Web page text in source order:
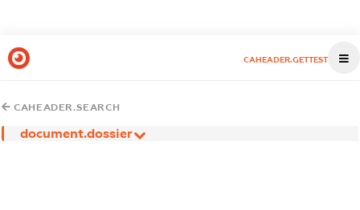
CAHEADER.GETTEST
CAHEADER.SEARCH
document.dossier